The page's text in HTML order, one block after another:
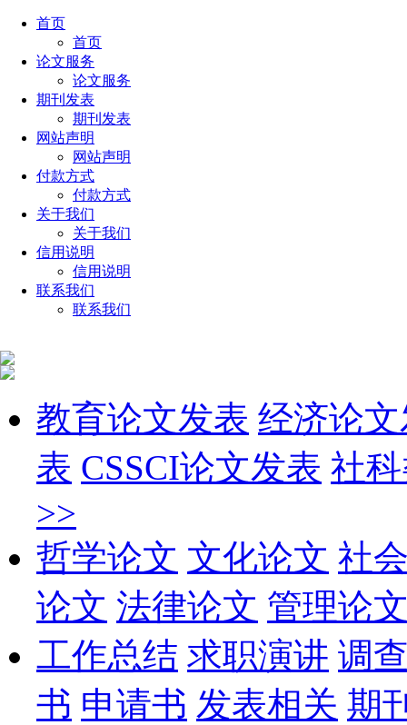
首页
首页
论文服务
论文服务
期刊发表
期刊发表
网站声明
网站声明
付款方式
付款方式
关于我们
关于我们
信用说明
信用说明
联系我们
联系我们
教育论文发表 经济论
表 CSSCI论文发表 社
>>
哲学论文 文化论文 社
论文 法律论文 管理论
工作总结 求职演讲 调
书 申请书 发表相关 期